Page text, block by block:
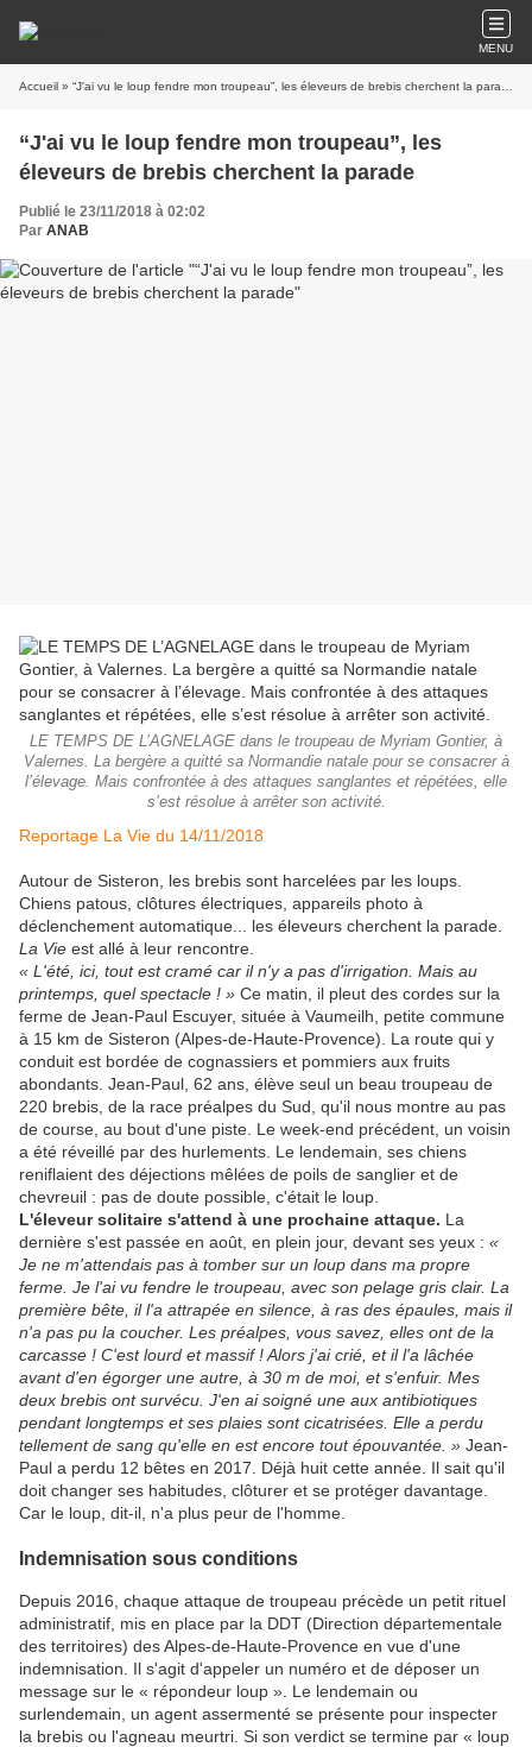
MENU
Accueil » “J'ai vu le loup fendre mon troupeau”, les éleveurs de brebis cherchent la parade
“J'ai vu le loup fendre mon troupeau”, les
éleveurs de brebis cherchent la parade
Publié le 23/11/2018 à 02:02
Par ANAB
LE TEMPS DE L’AGNELAGE dans le troupeau de Myriam Gontier, à
Valernes. La bergère a quitté sa Normandie natale pour se consacrer à
l’élevage. Mais confrontée à des attaques sanglantes et répétées, elle
s’est résolue à arrêter son activité.
Reportage La Vie du 14/11/2018
Autour de Sisteron, les brebis sont harcelées par les loups.
Chiens patous, clôtures électriques, appareils photo à
déclenchement automatique... les éleveurs cherchent la parade.
La Vie est allé à leur rencontre.
« L 'été, ici, tout est cramé car il n'y a pas d'irrigation. Mais au
printemps, quel spectacle ! » Ce matin, il pleut des cordes sur la
ferme de Jean-Paul Escuyer, située à Vaumeilh, petite commune
à 15 km de Sisteron (Alpes-de-Haute-Provence). La route qui y
conduit est bordée de cognassiers et pommiers aux fruits
abondants. Jean-Paul, 62 ans, élève seul un beau troupeau de
220 brebis, de la race préalpes du Sud, qu'il nous montre au pas
de course, au bout d'une piste. Le week-end précédent, un voisin
a été réveillé par des hurlements. Le lendemain, ses chiens
reniflaient des déjections mêlées de poils de sanglier et de
chevreuil : pas de doute possible, c'était le loup.
L'éleveur solitaire s'attend à une prochaine attaque. La
dernière s'est passée en août, en plein jour, devant ses yeux : «
Je ne m'attendais pas à tomber sur un loup dans ma propre
ferme. Je l'ai vu fendre le troupeau, avec son pelage gris clair. La
première bête, il l'a attrapée en silence, à ras des épaules, mais il
n'a pas pu la coucher. Les préalpes, vous savez, elles ont de la
carcasse ! C'est lourd et massif ! Alors j'ai crié, et il l'a lâchée
avant d'en égorger une autre, à 30 m de moi, et s'enfuir. Mes
deux brebis ont survécu. J'en ai soigné une aux antibiotiques
pendant longtemps et ses plaies sont cicatrisées. Elle a perdu
tellement de sang qu'elle en est encore tout épouvantée. » Jean-
Paul a perdu 12 bêtes en 2017. Déjà huit cette année. Il sait qu'il
doit changer ses habitudes, clôturer et se protéger davantage.
Car le loup, dit-il, n'a plus peur de l'homme.
Indemnisation sous conditions
Depuis 2016, chaque attaque de troupeau précède un petit rituel
administratif, mis en place par la DDT (Direction départementale
des territoires) des Alpes-de-Haute-Provence en vue d'une
indemnisation. Il s'agit d'appeler un numéro et de déposer un
message sur le « répondeur loup ». Le lendemain ou
surlendemain, un agent assermenté se présente pour inspecter
la brebis ou l'agneau meurtri. Si son verdict se termine par « loup